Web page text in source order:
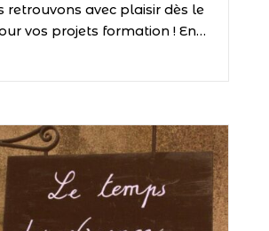
retrouvons avec plaisir dès le
vos projets formation ! En…